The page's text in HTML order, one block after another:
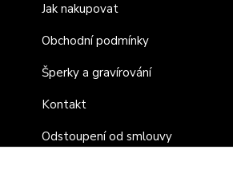
Jak nakupovat
Obchodní podmínky
Šperky a gravírování
Kontakt
Odstoupení od smlouvy